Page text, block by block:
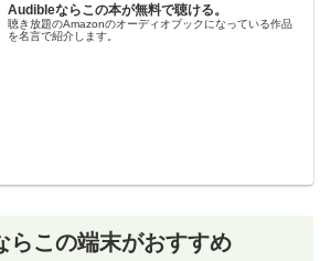
Audibleならこの本が無料で聴ける。
聴き放題のAmazonのオーディオブックになっている作品
を名言で紹介します。
らこの端末がおすすめ